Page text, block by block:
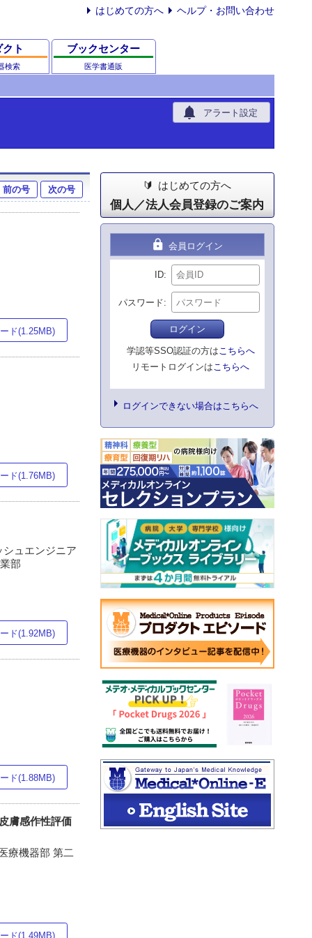
はじめての方へ ヘルプ・お問い合わせ
ト
検索
ブックセンター
医学書通販
notifications アラート設定
前の号 次の号
ド(1.25MB)
ド(1.76MB)
ュエンジニア
部
ド(1.92MB)
ド(1.88MB)
膚感作性評価
療機器部 第二
ド(1.49MB)
はじめての方へ
個人／法人会員登録のご案内
lock 会員ログイン
ID
パスワード
ログイン
学認等SSO認証の方はこちらへ
リモートログインはこちらへ
ログインできない場合はこちらへ